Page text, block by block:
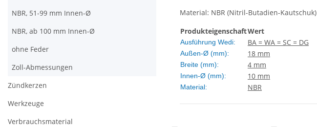
Material: NBR (Nitril-Butadien-Kautschuk)
ProdukteigenschaftWert
Ausführung Wedi: BA = WA = SC = DG
Außen-Ø (mm): 18 mm
Breite (mm): 4 mm
Innen-Ø (mm): 10 mm
Material: NBR
NBR, 51-99 mm Innen-Ø
NBR, ab 100 mm Innen-Ø
ohne Feder
Zoll-Abmessungen
Zündkerzen
Werkzeuge
Verbrauchsmaterial